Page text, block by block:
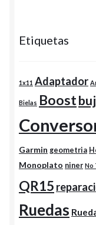
Etiquetas
1x11 Adaptador
Bielas Boost
Garmin geometria
Monoplato niner No
QR15
Ruedas